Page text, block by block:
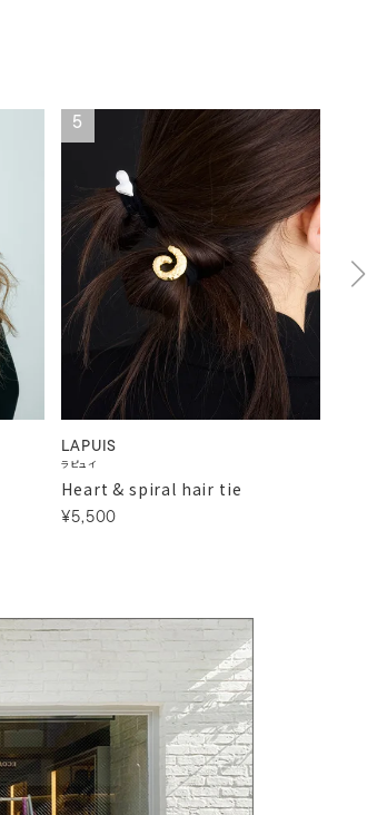
5
LAPUIS
ラピュイ
Heart & spiral hair tie
¥5,500